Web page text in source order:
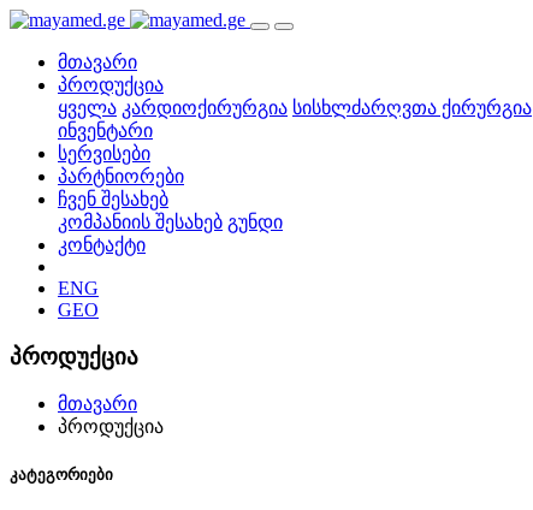
მთავარი
პროდუქცია
ყველა კარდიოქირურგია სისხლძარღვთა ქირურგია
ინვენტარი
სერვისები
პარტნიორები
ჩვენ შესახებ
კომპანიის შესახებ გუნდი
კონტაქტი
ENG
GEO
პროდუქცია
მთავარი
პროდუქცია
კატეგორიები